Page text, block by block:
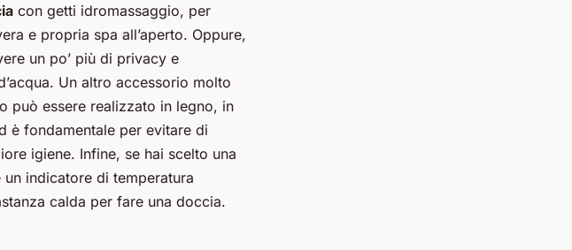
con getti idromassaggio, per
e propria spa all’aperto. Oppure,
un po’ più di privacy e
Un altro accessorio molto
può essere realizzato in legno, in
è fondamentale per evitare di
igiene. Infine, se hai scelto una
indicatore di temperatura
calda per fare una doccia.